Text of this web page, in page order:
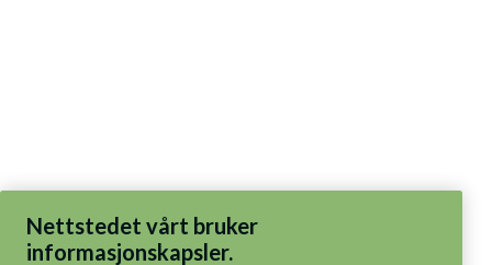
Nettstedet vårt bruker
informasjonskapsler.